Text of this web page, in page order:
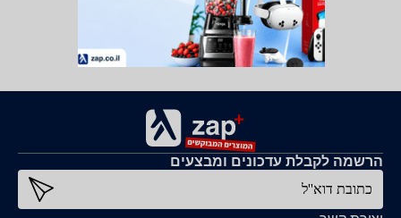
הרשמה לקבלת עדכונים ומבצעים
כתובת דוא''ל